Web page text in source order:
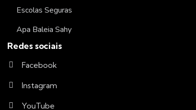
Escolas Seguras
Apa Baleia Sahy
Redes sociais
Facebook
Instagram
YouTube